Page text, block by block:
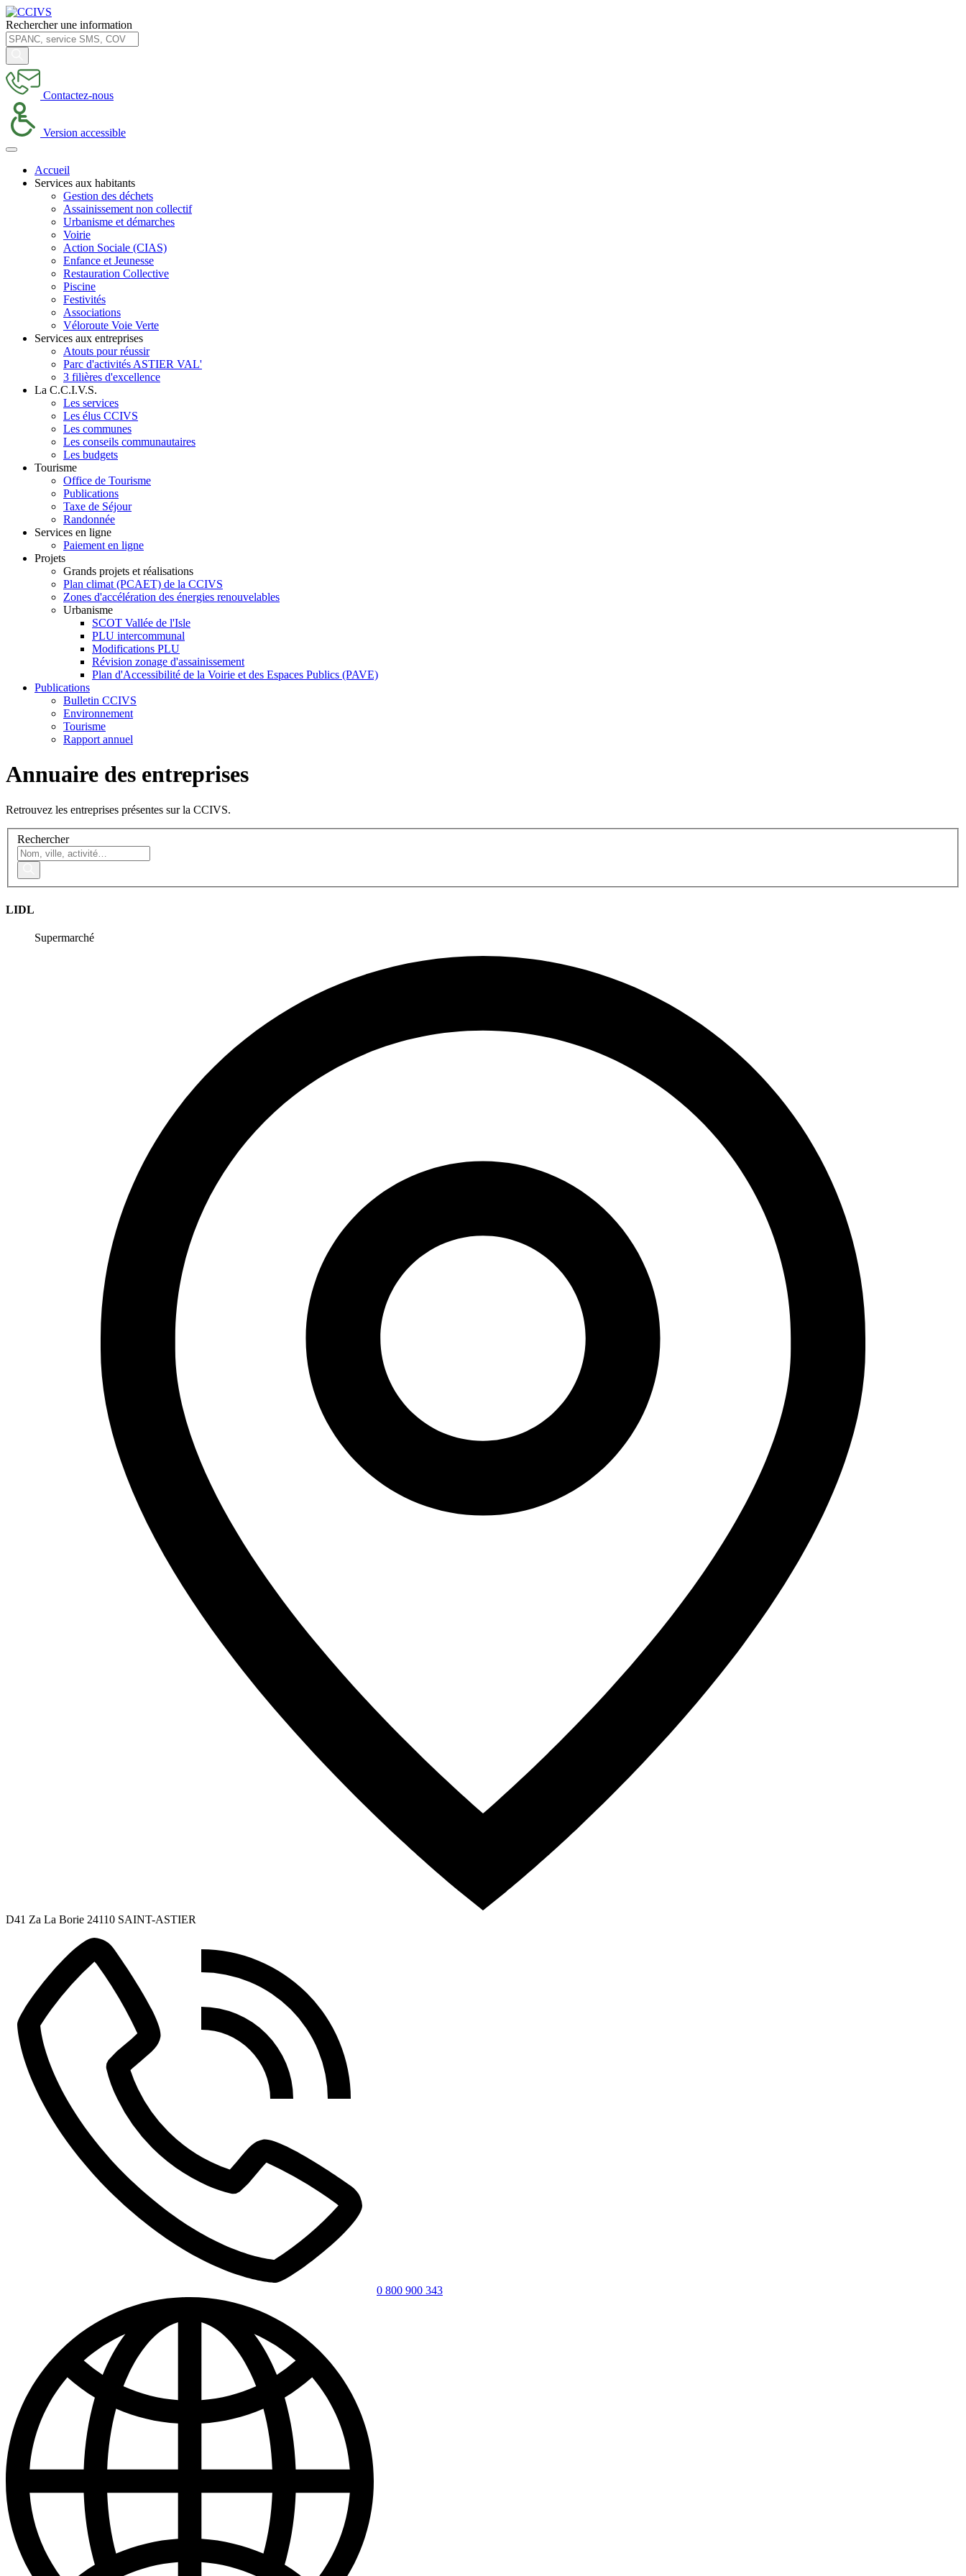
Rechercher une information
Contactez-nous
Version accessible
Accueil
Services aux habitants
Gestion des déchets
Assainissement non collectif
Urbanisme et démarches
Voirie
Action Sociale (CIAS)
Enfance et Jeunesse
Restauration Collective
Piscine
Festivités
Associations
Véloroute Voie Verte
Services aux entreprises
Atouts pour réussir
Parc d'activités ASTIER VAL'
3 filières d'excellence
La C.C.I.V.S.
Les services
Les élus CCIVS
Les communes
Les conseils communautaires
Les budgets
Tourisme
Office de Tourisme
Publications
Taxe de Séjour
Randonnée
Services en ligne
Paiement en ligne
Projets
Grands projets et réalisations
Plan climat (PCAET) de la CCIVS
Zones d'accélération des énergies renouvelables
Urbanisme
SCOT Vallée de l'Isle
PLU intercommunal
Modifications PLU
Révision zonage d'assainissement
Plan d'Accessibilité de la Voirie et des Espaces Publics (PAVE)
Publications
Bulletin CCIVS
Environnement
Tourisme
Rapport annuel
Annuaire des entreprises
Retrouvez les entreprises présentes sur la CCIVS.
Rechercher
LIDL
Supermarché
D41 Za La Borie 24110 SAINT-ASTIER
0 800 900 343